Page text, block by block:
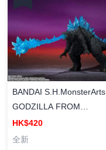
BANDAI S.H.MonsterArts
GODZILLA FROM
GODZILLA x KONG: THE
NEW EMPIRE (2024)
HK$420
全新